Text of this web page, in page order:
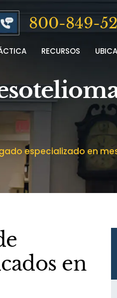
800-849-
RECURSOS
especializado en
en